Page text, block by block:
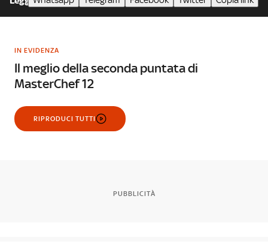
IN EVIDENZA
Il meglio della seconda puntata di
MasterChef 12
RIPRODUCI TUTTI
PUBBLICITÀ